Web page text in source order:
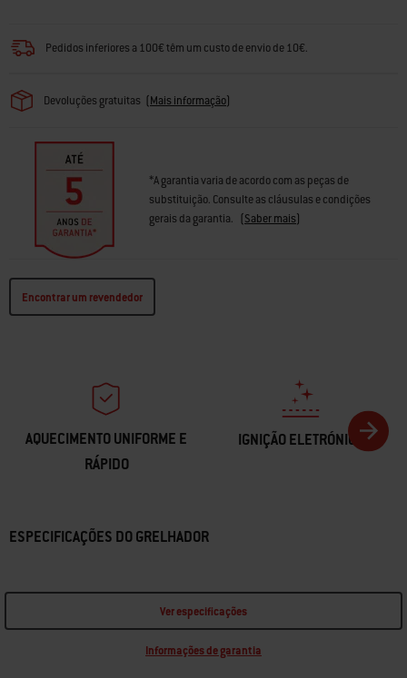
Pedidos inferiores a 100€ têm um custo de envio de 10€.
Devoluções gratuitas (Mais informação)
*A garantia varia de acordo com as peças de
substituição. Consulte as cláusulas e condições
gerais da garantia. (Saber mais)
Encontrar um revendedor
AQUECIMENTO UNIFORME E
RÁPIDO
IGNIÇÃO ELETRÓNICA
ESPECIFICAÇÕES DO GRELHADOR
Ver especificações
Informações de garantia